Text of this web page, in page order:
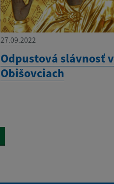
27.09.2022
Odpustová slávnosť v
Obišovciach